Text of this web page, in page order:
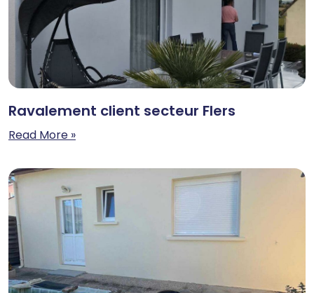
Ravalement client secteur Flers
Read More »